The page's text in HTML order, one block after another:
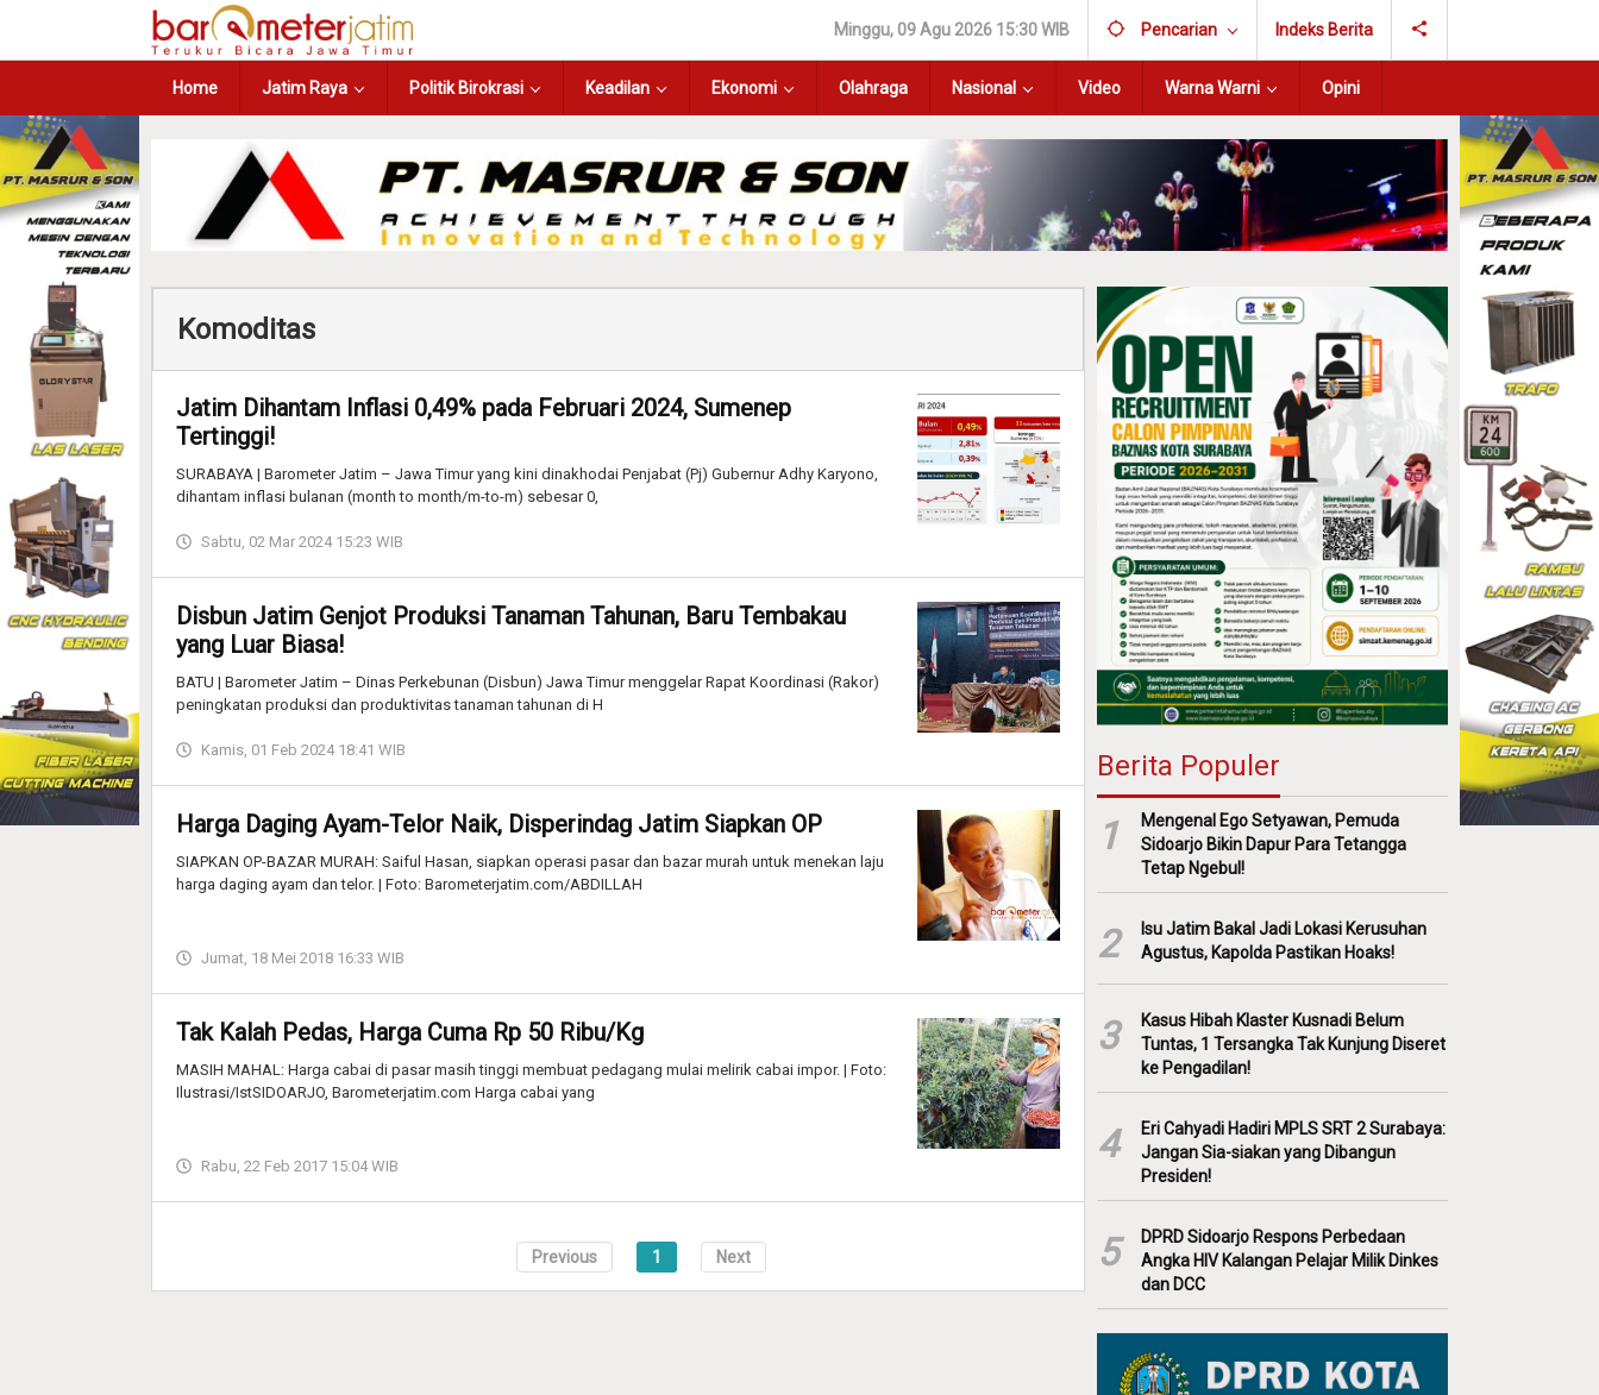
Minggu, 09 Agu 2026 15:30 WIB Pencarian Indeks Berita
Home Jatim Raya Politik Birokrasi Keadilan Ekonomi Olahraga Nasional Video Warna Warni Opini
Komoditas
Jatim Dihantam Inflasi 0,49% pada Februari 2024, Sumenep
Tertinggi!
SURABAYA | Barometer Jatim – Jawa Timur yang kini dinakhodai Penjabat (Pj) Gubernur Adhy Karyono,
dihantam inflasi bulanan (month to month/m-to-m) sebesar 0,
Sabtu, 02 Mar 2024 15:23 WIB
Disbun Jatim Genjot Produksi Tanaman Tahunan, Baru Tembakau
yang Luar Biasa!
BATU | Barometer Jatim – Dinas Perkebunan (Disbun) Jawa Timur menggelar Rapat Koordinasi (Rakor)
peningkatan produksi dan produktivitas tanaman tahunan di H
Kamis, 01 Feb 2024 18:41 WIB
Harga Daging Ayam-Telor Naik, Disperindag Jatim Siapkan OP
SIAPKAN OP-BAZAR MURAH: Saiful Hasan, siapkan operasi pasar dan bazar murah untuk menekan laju
harga daging ayam dan telor. | Foto: Barometerjatim.com/ABDILLAH
Jumat, 18 Mei 2018 16:33 WIB
Tak Kalah Pedas, Harga Cuma Rp 50 Ribu/Kg
MASIH MAHAL: Harga cabai di pasar masih tinggi membuat pedagang mulai melirik cabai impor. | Foto:
Ilustrasi/IstSIDOARJO, Barometerjatim.com Harga cabai yang
Rabu, 22 Feb 2017 15:04 WIB
Previous 1 Next
Berita Populer
1
Mengenal Ego Setyawan, Pemuda
Sidoarjo Bikin Dapur Para Tetangga
Tetap Ngebul!
2
Isu Jatim Bakal Jadi Lokasi Kerusuhan
Agustus, Kapolda Pastikan Hoaks!
3
Kasus Hibah Klaster Kusnadi Belum
Tuntas, 1 Tersangka Tak Kunjung Diseret
ke Pengadilan!
4
Eri Cahyadi Hadiri MPLS SRT 2 Surabaya:
Jangan Sia-siakan yang Dibangun
Presiden!
5
DPRD Sidoarjo Respons Perbedaan
Angka HIV Kalangan Pelajar Milik Dinkes
dan DCC